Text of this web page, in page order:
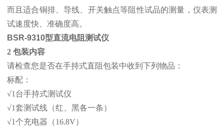
而且适合铜排、导线、开关触点等阻性试品的测量，仪表测
试速度快、准确度高。
BSR-9310型直流电阻测试仪
2 包装内容
请检查您是否在手持式直阻包装中收到下列物品：
标配：
√1台手持式测试仪
√1套测试线（红、黑各一条）
√1个充电器（16.8V）